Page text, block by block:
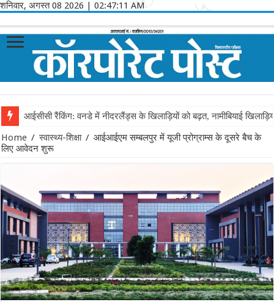
शनिवार, अगस्त 08 2026 | 02:47:11 AM
आईसीसी रैंकिंग: वनडे में नीदरलैंड्स के खिलाड़ियों को बढ़त, नामीबियाई
Home / स्वास्थ्य-शिक्षा / आईआईएम सम्बलपुर में यूजी प्रोग्राम्स के दूसरे बैच के
लिए आवेदन शुरू